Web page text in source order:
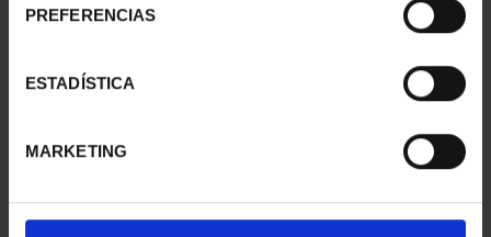
PREFERENCIAS
ESTADÍSTICA
MARKETING
NACIONAL I - EL